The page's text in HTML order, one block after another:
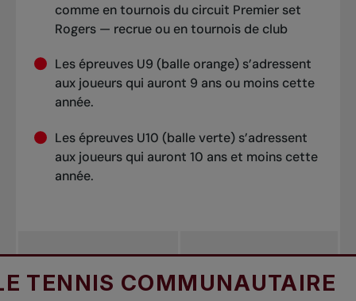
comme en tournois du circuit Premier set
Rogers — recrue ou en tournois de club
Les épreuves U9 (balle orange) s’adressent
aux joueurs qui auront 9 ans ou moins cette
année.
Les épreuves U10 (balle verte) s’adressent
aux joueurs qui auront 10 ans et moins cette
année.
COMMUNAUTAIRE